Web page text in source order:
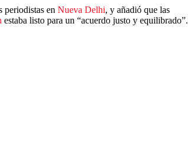
periodistas en Nueva Delhi, y añadió que las
estaba listo para un “acuerdo justo y equilibrado”.